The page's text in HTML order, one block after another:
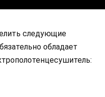
следующие
обладает